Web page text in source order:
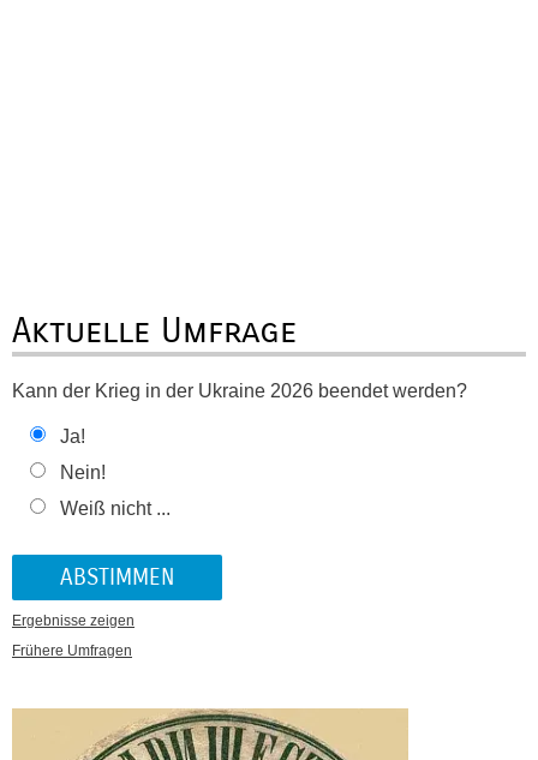
Aktuelle Umfrage
Kann der Krieg in der Ukraine 2026 beendet werden?
Ja!
Nein!
Weiß nicht ...
Ergebnisse zeigen
Frühere Umfragen